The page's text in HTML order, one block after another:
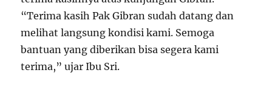
“Terima kasih Pak Gibran sudah datang dan
melihat langsung kondisi kami. Semoga
bantuan yang diberikan bisa segera kami
terima,” ujar Ibu Sri.